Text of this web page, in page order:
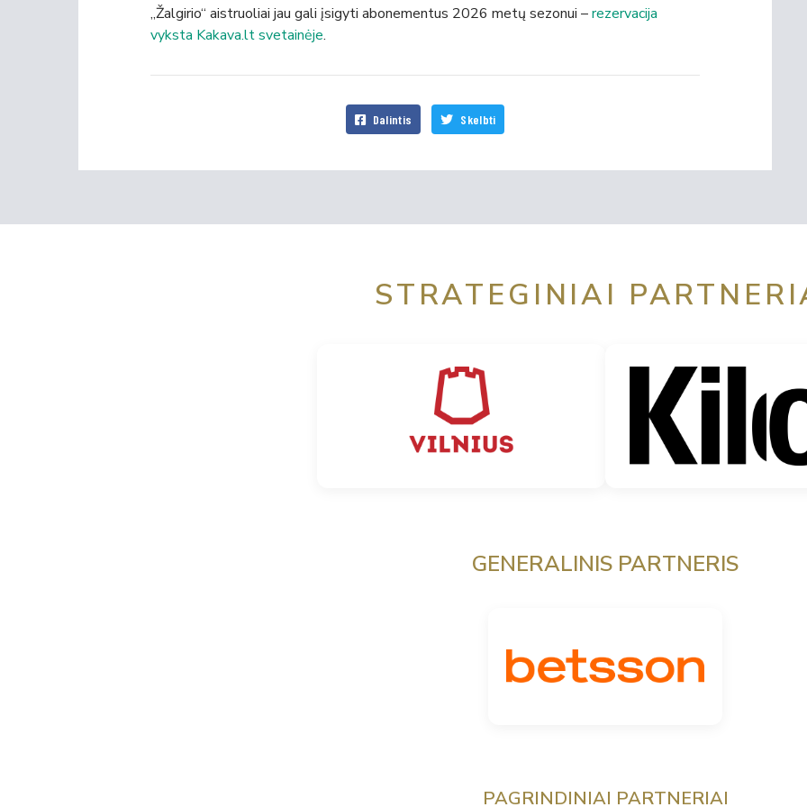
„Žalgirio“ aistruoliai jau gali įsigyti abonementus 2026 metų sezonui –rezervacija
vyksta Kakava.lt svetainėje.
Dalintis Skelbti
STRATEGINIAI
GENERALINIS PARTNERIS
PAGRINDINIAI PARTNERIAI